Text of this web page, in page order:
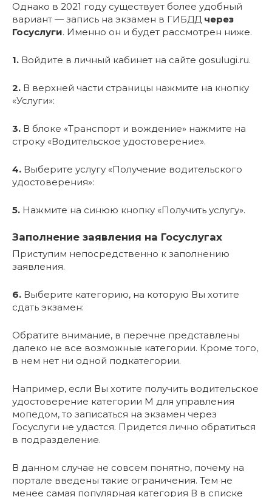
Однако в 2021 году существует более удобный
вариант — запись на экзамен в ГИБДД через
Госуслуги. Именно он и будет рассмотрен ниже.
1. Войдите в личный кабинет на сайте gosulugi.ru.
2. В верхней части страницы нажмите на кнопку
«Услуги»:
3. В блоке «Транспорт и вождение» нажмите на
строку «Водительское удостоверение».
4. Выберите услугу «Получение водительского
удостоверения»:
5. Нажмите на синюю кнопку «Получить услугу».
Заполнение заявления на Госуслугах
Приступим непосредственно к заполнению
заявления.
6. Выберите категорию, на которую Вы хотите
сдать экзамен:
Обратите внимание, в перечне представлены
далеко не все возможные категории. Кроме того,
в нем нет ни одной подкатегории.
Например, если Вы хотите получить водительское
удостоверение категории М для управления
мопедом, то записаться на экзамен через
Госуслуги не удастся. Придется лично обратиться
в подразделение.
В данном случае не совсем понятно, почему на
портале введены такие ограничения. Тем не
менее самая популярная категория В в списке